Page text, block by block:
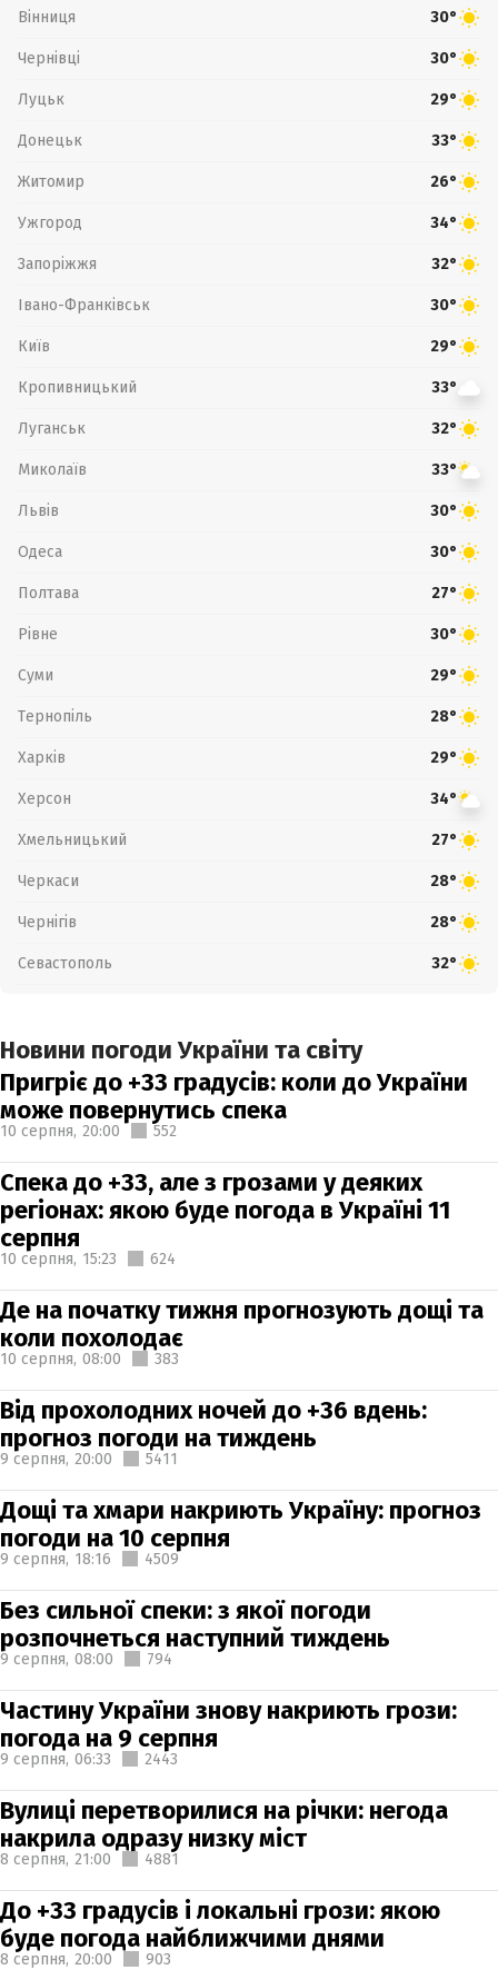
Вінниця 30°
Чернівці 30°
Луцьк 29°
Донецьк 33°
Житомир 26°
Ужгород 34°
Запоріжжя 32°
Івано-Франківськ 30°
Київ 29°
Кропивницький 33°
Луганськ 32°
Миколаїв 33°
Львів 30°
Одеса 30°
Полтава 27°
Рівне 30°
Суми 29°
Тернопіль 28°
Харків 29°
Херсон 34°
Хмельницький 27°
Черкаси 28°
Чернігів 28°
Севастополь 32°
Новини погоди України та світу
Пригріє до +33 градусів: коли до України
може повернутись спека
10 серпня, 20:00 552
Спека до +33, але з грозами у деяких
регіонах: якою буде погода в Україні 11
серпня
10 серпня, 15:23 624
Де на початку тижня прогнозують дощі та
коли похолодає
10 серпня, 08:00 383
Від прохолодних ночей до +36 вдень:
прогноз погоди на тиждень
9 серпня, 20:00 5411
Дощі та хмари накриють Україну: прогноз
погоди на 10 серпня
9 серпня, 18:16 4509
Без сильної спеки: з якої погоди
розпочнеться наступний тиждень
9 серпня, 08:00 794
Частину України знову накриють грози:
погода на 9 серпня
9 серпня, 06:33 2443
Вулиці перетворилися на річки: негода
накрила одразу низку міст
8 серпня, 21:00 4881
До +33 градусів і локальні грози: якою
буде погода найближчими днями
8 серпня, 20:00 903